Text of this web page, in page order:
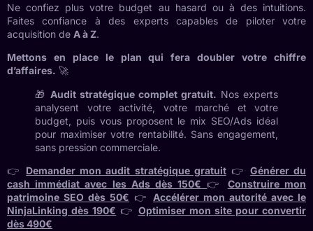
Ne confiez plus votre budget au hasard ou à des intuitions.
Faites confiance à des experts capables de piloter votre
acquisition de A à Z.
Mettons en place le plan qui fera doubler votre chiffre
d’affaires. 🚀
🎁 Audit stratégique complet gratuit. Nos experts
analysent votre activité, votre marché et votre
budget, puis vous proposent le mix SEO/Ads idéal
pour maximiser votre rentabilité. Sans engagement,
sans pression commerciale.
👉 Demander mon audit stratégique gratuit👉 Générer du
cash immédiat avec les Ads dès 150€ 👉 Construire mon
patrimoine SEO dès 50€ 👉 Accélérer mon autorité avec le
NinjaLinking dès 190€ 👉 Optimiser mon site pour convertir
dès 490€